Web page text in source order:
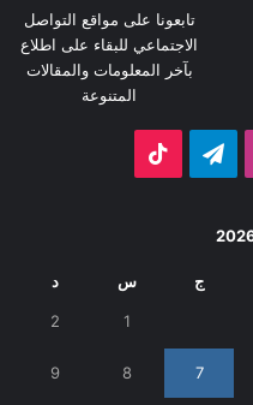
تابعونا على مواقع التواصل
الاجتماعي للبقاء على اطلاع
بآخر المعلومات والمقالات
المتنوعة
انستقرامتيلقرام
ج س د
1
2
7
8
9